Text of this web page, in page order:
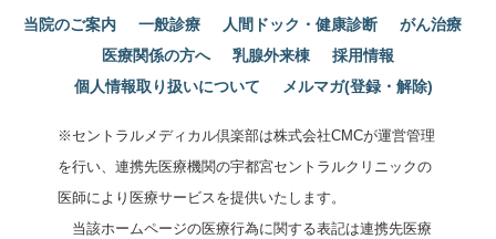
当院のご案内 一般診療 人間ドック・健康診断
がん治療
医療関係の方へ
乳腺外来棟
採用情報
個人情報取り扱いについて
メルマガ(登録・解除)
※セントラルメディカル倶楽部は株式会社CMCが運営管理
を行い、連携先医療機関の宇都宮セントラルクリニックの
医師により医療サービスを提供いたします。
当該ホームページの医療行為に関する表記は連携先医療